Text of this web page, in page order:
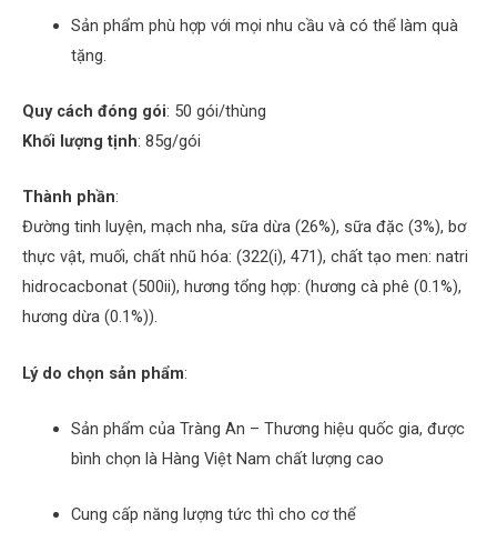
Sản phẩm phù hợp với mọi nhu cầu và có thể làm quà
tặng.
Quy cách đóng gói: 50 gói/thùng
Khối lượng tịnh: 85g/gói
Thành phần:
Đường tinh luyện, mạch nha, sữa dừa (26%), sữa đặc (3%), bơ
thực vật, muối, chất nhũ hóa: (322(i), 471), chất tạo men: natri
hidrocacbonat (500ii), hương tổng hợp: (hương cà phê (0.1%),
hương dừa (0.1%)).
Lý do chọn sản phẩm:
Sản phẩm của Tràng An – Thương hiệu quốc gia, được
bình chọn là Hàng Việt Nam chất lượng cao
Cung cấp năng lượng tức thì cho cơ thể